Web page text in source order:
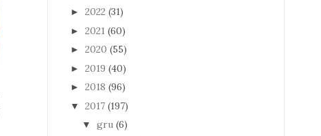
► 2022 (31)
► 2021 (60)
► 2020 (55)
► 2019 (40)
► 2018 (96)
▼ 2017 (197)
▼ gru (6)